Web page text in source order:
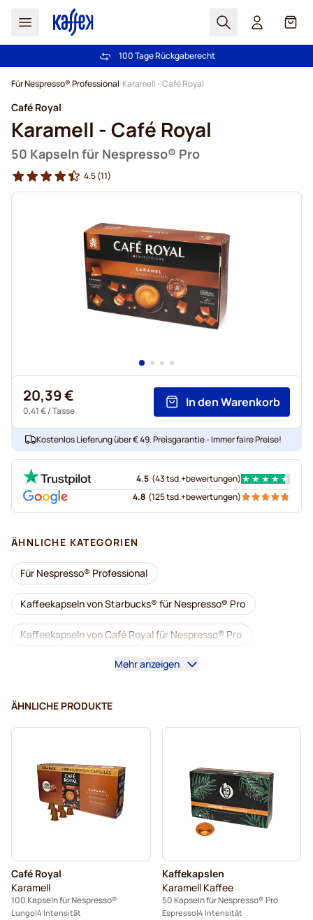
Suchen Cart
Kostenlos Lieferung über € 49
100 Tage Rückgaberecht
Für Nespresso® Professional Karamell - Café Royal
Café Royal
Karamell - Café Royal
50 Kapseln für Nespresso® Pro
4.5(11)
20,39 €
0,41 €/ Tasse
In den Warenkorb
Kostenlos Lieferung über € 49. Preisgarantie - Immer faire Preise!
4.5 (43 tsd.+bewertungen)
4.8 (125 tsd.+bewertungen)
ÄHNLICHE KATEGORIEN
Für Nespresso® Professional
Kaffeekapseln von Starbucks® für Nespresso® Pro
Kaffeekapseln von Café Royal für Nespresso® Pro
Kaffeemaschinen für Nespresso® Professional
Entkoffeinierter Kaffee für Nespresso® Pro
Kapseln für Nespresso® Professional
Kapseln von Gimoka für Nespresso® Pro
Kaffekapslen für Nespresso® Professional
Mehr anzeigen
ÄHNLICHE PRODUKTE
Café Royal
Karamell
100 Kapseln für Nespresso®
Lungo 4 Intensität
Kaffekapslen
Karamell Kaffee
50 Kapseln für Nespresso® Pro
Espresso 4 Intensität